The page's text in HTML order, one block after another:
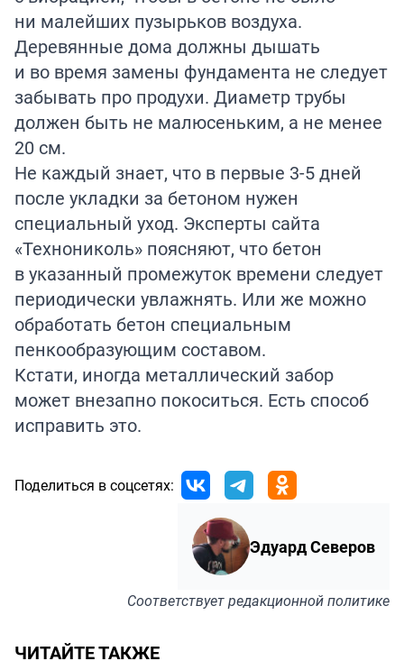
ни малейших пузырьков воздуха.
Деревянные дома должны дышать
и во время замены фундамента не следует
забывать про продухи. Диаметр трубы
должен быть не малюсеньким, а не менее
20 см.
Не каждый знает, что в первые 3-5 дней
после укладки за бетоном нужен
специальный уход. Эксперты сайта
«Технониколь» поясняют, что бетон
в указанный промежуток времени следует
периодически увлажнять. Или же можно
обработать бетон специальным
пенкообразующим составом.
Кстати, иногда металлический забор
может внезапно покоситься. Есть способ
исправить это.
Поделиться в соцсетях:
Эдуард Северов
Соответствуетредакционной политике
ЧИТАЙТЕ ТАКЖЕ